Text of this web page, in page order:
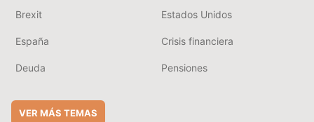
Brexit Estados Unidos
España Crisis financiera
Deuda Pensiones
VER MÁS TEMAS